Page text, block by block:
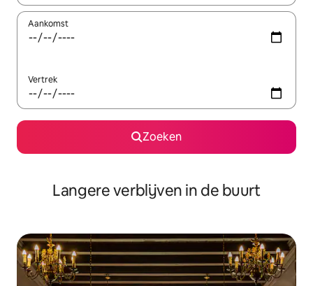
Aankomst
Vertrek
Zoeken
Langere verblijven in de buurt